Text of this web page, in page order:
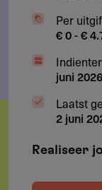
Per
€ 0 - €
juni 2026
Laatst
2 juni
Realiseer